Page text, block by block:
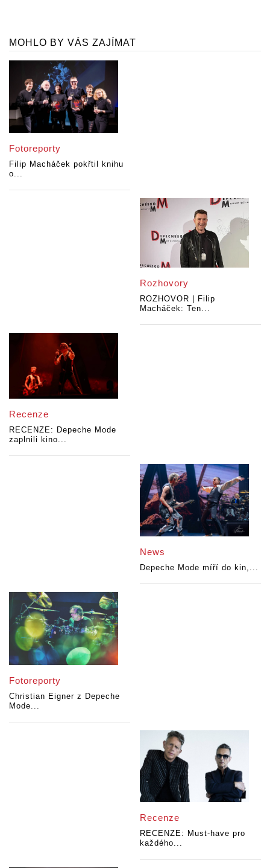
MOHLO BY VÁS ZAJÍMAT
Fotoreporty
Filip Macháček pokřtil knihu
o...
Rozhovory
ROZHOVOR | Filip
Macháček: Ten...
Recenze
RECENZE: Depeche Mode
zaplnili kino...
News
Depeche Mode míří do kin,...
Fotoreporty
Christian Eigner z Depeche
Mode...
Recenze
RECENZE: Must-have pro
každého...